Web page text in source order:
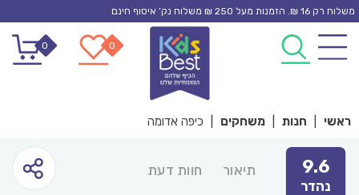
Skip
content
משלוח רק 16 ₪. הזמנות מעל 250 ₪ משלוח נק’ איסוף חינם
0
0
ראשי חנות משחקים כיפה אדומה
9.6
נהדר
תיאור חוות דעת